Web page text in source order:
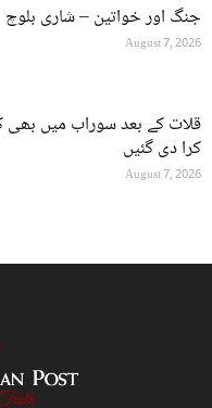
جنگ اور خواتین – شاری بلوچ
August 7, 2026
قلات کے بعد سوراب میں بھی
کرا دی گئیں
August 7, 2026